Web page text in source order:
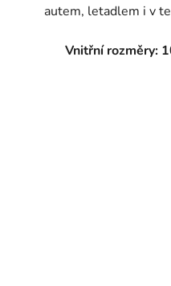
autem, letadlem i v
Vnitřní rozměry: